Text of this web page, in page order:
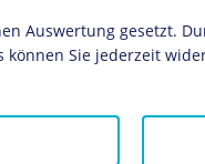
Kaiser/in
Auswertung gesetzt.
Sie jederzeit